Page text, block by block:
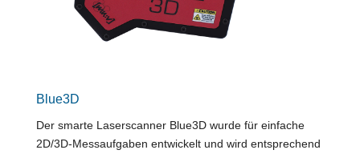
Blue3D
Der smarte Laserscanner Blue3D wurde für einfache
2D/3D-Messaufgaben entwickelt und wird entsprechend